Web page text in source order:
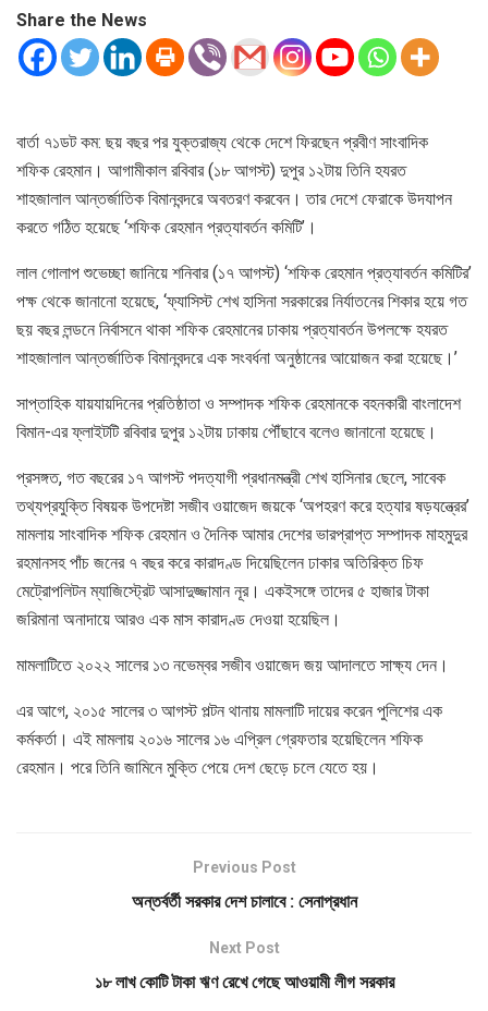
Share the News
বার্তা ৭১ডট কম: ছয় বছর পর যুক্তরাজ্য থেকে দেশে ফিরছেন প্রবীণ সাংবাদিক
শফিক রেহমান। আগামীকাল রবিবার (১৮ আগস্ট) দুপুর ১২টায় তিনি হযরত
শাহজালাল আন্তর্জাতিক বিমানবন্দরে অবতরণ করবেন। তার দেশে ফেরাকে উদযাপন
করতে গঠিত হয়েছে ‘শফিক রেহমান প্রত্যাবর্তন কমিটি’।
লাল গোলাপ শুভেচ্ছা জানিয়ে শনিবার (১৭ আগস্ট) ‘শফিক রেহমান প্রত্যাবর্তন কমিটির’
পক্ষ থেকে জানানো হয়েছে, ‘ফ্যাসিস্ট শেখ হাসিনা সরকারের নির্যাতনের শিকার হয়ে গত
ছয় বছর লন্ডনে নির্বাসনে থাকা শফিক রেহমানের ঢাকায় প্রত্যাবর্তন উপলক্ষে হযরত
শাহজালাল আন্তর্জাতিক বিমানবন্দরে এক সংবর্ধনা অনুষ্ঠানের আয়োজন করা হয়েছে।’
সাপ্তাহিক যায়যায়দিনের প্রতিষ্ঠাতা ও সম্পাদক শফিক রেহমানকে বহনকারী বাংলাদেশ
বিমান-এর ফ্লাইটটি রবিবার দুপুর ১২টায় ঢাকায় পৌঁছাবে বলেও জানানো হয়েছে।
প্রসঙ্গত, গত বছরের ১৭ আগস্ট পদত্যাগী প্রধানমন্ত্রী শেখ হাসিনার ছেলে, সাবেক
তথ্যপ্রযুক্তি বিষয়ক উপদেষ্টা সজীব ওয়াজেদ জয়কে ‘অপহরণ করে হত্যার ষড়যন্ত্রের’
মামলায় সাংবাদিক শফিক রেহমান ও দৈনিক আমার দেশের ভারপ্রাপ্ত সম্পাদক মাহমুদুর
রহমানসহ পাঁচ জনের ৭ বছর করে কারাদণ্ড দিয়েছিলেন ঢাকার অতিরিক্ত চিফ
মেট্রোপলিটন ম্যাজিস্ট্রেট আসাদুজ্জামান নূর। একইসঙ্গে তাদের ৫ হাজার টাকা
জরিমানা অনাদায়ে আরও এক মাস কারাদণ্ড দেওয়া হয়েছিল।
মামলাটিতে ২০২২ সালের ১৩ নভেম্বর সজীব ওয়াজেদ জয় আদালতে সাক্ষ্য দেন।
এর আগে, ২০১৫ সালের ৩ আগস্ট পল্টন থানায় মামলাটি দায়ের করেন পুলিশের এক
কর্মকর্তা। এই মামলায় ২০১৬ সালের ১৬ এপ্রিল গ্রেফতার হয়েছিলেন শফিক
রেহমান। পরে তিনি জামিনে মুক্তি পেয়ে দেশ ছেড়ে চলে যেতে হয়।
Previous Post
অন্তর্বর্তী সরকার দেশ চালাবে : সেনাপ্রধান
Next Post
১৮ লাখ কোটি টাকা ঋণ রেখে গেছে আওয়ামী লীগ সরকার